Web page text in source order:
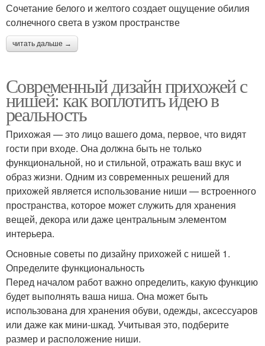
Сочетание белого и желтого создает ощущение обилия
солнечного света в узком пространстве
читать дальше →
Современный дизайн прихожей с
нишей: как воплотить идею в
реальность
Прихожая — это лицо вашего дома, первое, что видят
гости при входе. Она должна быть не только
функциональной, но и стильной, отражать ваш вкус и
образ жизни. Одним из современных решений для
прихожей является использование ниши — встроенного
пространства, которое может служить для хранения
вещей, декора или даже центральным элементом
интерьера.
Основные советы по дизайну прихожей с нишей 1.
Определите функциональность
Перед началом работ важно определить, какую функцию
будет выполнять ваша ниша. Она может быть
использована для хранения обуви, одежды, аксессуаров
или даже как мини-шкад. Учитывая это, подберите
размер и расположение ниши.